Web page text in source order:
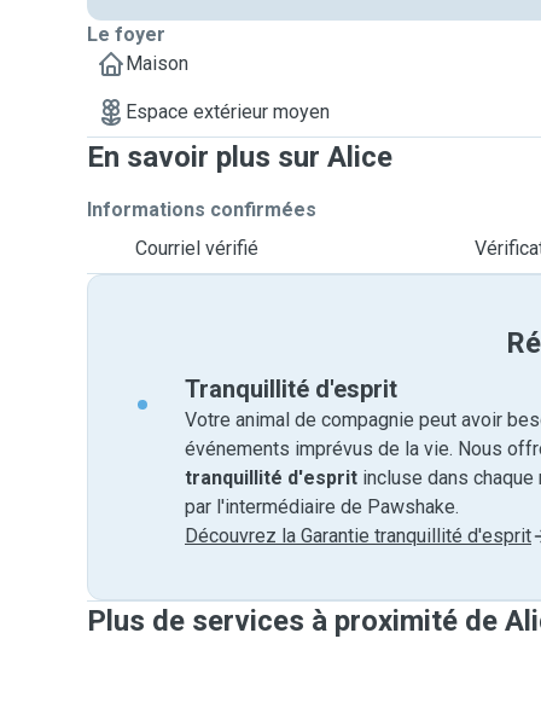
Le foyer
Maison
Espace extérieur moyen
En savoir plus sur Alice
Informations confirmées
Courriel vérifié
Tranquillité d'esprit
Votre animal de compagnie peut avoir
événements imprévus de la vie. Nous
tranquillité d'esprit incluse dans
par l'intermédiaire de Pawshake.
Découvrez la Garantie tranquillité d'esprit
Plus de services à proximité de